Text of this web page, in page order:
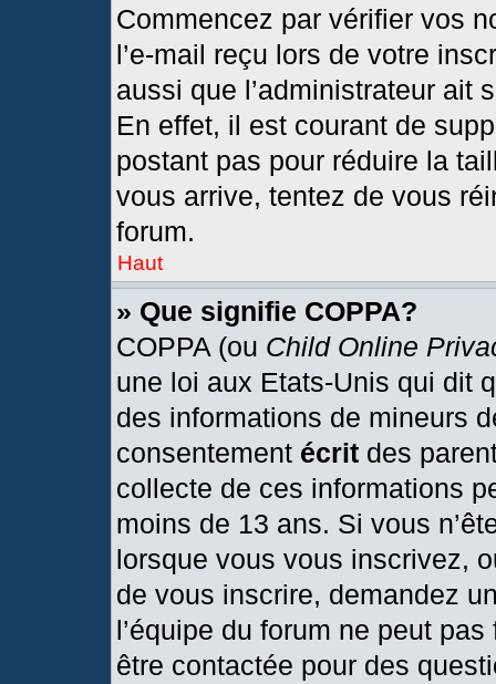
Commencez par vérifier vos
l’e-mail reçu lors de votre
aussi que l’administrateur ait
En effet, il est courant de
postant pas pour réduire la
vous arrive, tentez de vous
forum.
Haut
» Que signifie COPPA?
COPPA (ou Child Online
une loi aux Etats-Unis qui dit
des informations de mineurs
consentement écrit des
collecte de ces informations
moins de 13 ans. Si vous
lorsque vous vous inscrivez,
de vous inscrire, demandez
l’équipe du forum ne peut
être contactée pour des